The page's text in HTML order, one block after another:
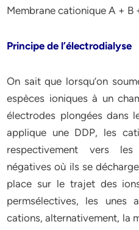
Membrane cationique A + B
Principe de l’électrodialyse
On sait que lorsqu’on
espèces ioniques à un
électrodes plongées dans
applique une DDP, les
respectivement vers
négatives où ils se
place sur le trajet des
permsélectives, les unes
cations, alternativement, la